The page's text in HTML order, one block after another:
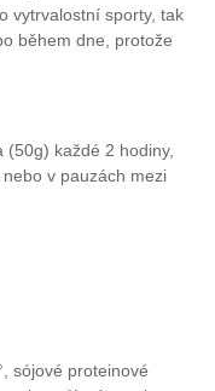
vytrvalostní sporty, tak
během dne, protože
(50g) každé 2 hodiny,
v pauzách mezi
sójové proteinové